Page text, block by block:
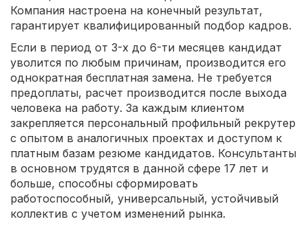
Компания настроена на конечный результат,
гарантирует квалифицированный подбор кадров.
Если в период от 3-х до 6-ти месяцев кандидат
уволится по любым причинам, производится его
однократная бесплатная замена. Не требуется
предоплаты, расчет производится после выхода
человека на работу. За каждым клиентом
закрепляется персональный профильный рекрутер
с опытом в аналогичных проектах и доступом к
платным базам резюме кандидатов. Консультанты
в основном трудятся в данной сфере 17 лет и
больше, способны сформировать
работоспособный, универсальный, устойчивый
коллектив с учетом изменений рынка.